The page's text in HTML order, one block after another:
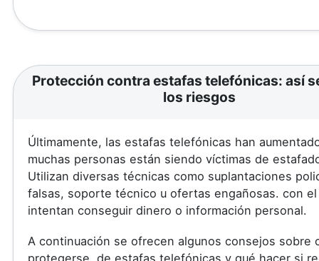
Protección contra estafas telefónicas: así
los riesgos
Últimamente, las estafas telefónicas han
muchas personas están siendo víctimas de
Utilizan diversas técnicas como suplantaciones
falsas, soporte técnico u ofertas engañosas. con el
intentan conseguir dinero o información personal.
A continuación se ofrecen algunos consejos sobre
protegerse. de estafas telefónicas y qué hacer si